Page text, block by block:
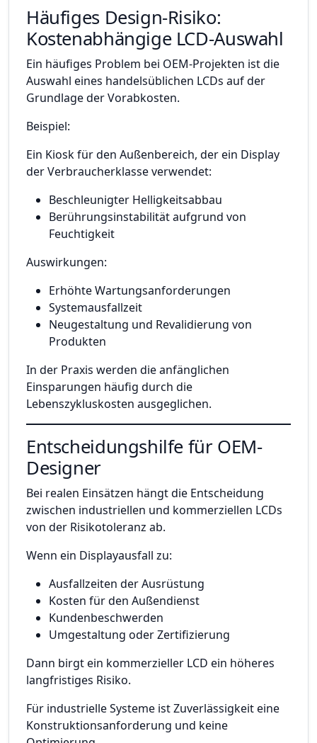
Häufiges Design-Risiko:
Kostenabhängige LCD-Auswahl
Ein häufiges Problem bei OEM-Projekten ist die
Auswahl eines handelsüblichen LCDs auf der
Grundlage der Vorabkosten.
Beispiel:
Ein Kiosk für den Außenbereich, der ein Display
der Verbraucherklasse verwendet:
Beschleunigter Helligkeitsabbau
Berührungsinstabilität aufgrund von
Feuchtigkeit
Auswirkungen:
Erhöhte Wartungsanforderungen
Systemausfallzeit
Neugestaltung und Revalidierung von
Produkten
In der Praxis werden die anfänglichen
Einsparungen häufig durch die
Lebenszykluskosten ausgeglichen.
Entscheidungshilfe für OEM-
Designer
Bei realen Einsätzen hängt die Entscheidung
zwischen industriellen und kommerziellen LCDs
von der Risikotoleranz ab.
Wenn ein Displayausfall zu:
Ausfallzeiten der Ausrüstung
Kosten für den Außendienst
Kundenbeschwerden
Umgestaltung oder Zertifizierung
Dann birgt ein kommerzieller LCD ein höheres
langfristiges Risiko.
Für industrielle Systeme ist Zuverlässigkeit eine
Konstruktionsanforderung und keine